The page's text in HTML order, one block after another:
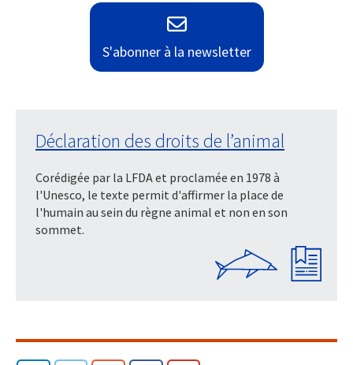
S'abonner à la newsletter
Déclaration des droits de l’animal
Corédigée par la LFDA et proclamée en 1978 à
l'Unesco, le texte permit d'affirmer la place de
l'humain au sein du règne animal et non en son
sommet.